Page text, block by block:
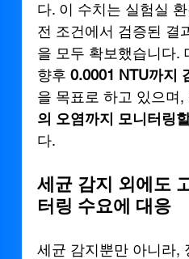
다. 이 수치는 실험실
전 조건에서 검증된 결
을 모두 확보했습니다.
향후 0.0001 NTU까지
을 목표로 하고 있으며,
의 오염까지 모니터링
다.
세균 감지 외에도
터링 수요에 대응
세균 감지뿐만 아니라,